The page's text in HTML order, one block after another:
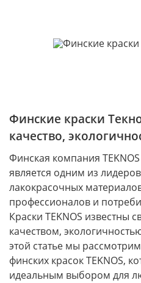
Финские краски
качество,
Финская компания
является одним из
лакокрасочных
профессионалов и
Краски TEKNOS известны
качеством,
этой статье мы
финских красок TEKNOS,
идеальным выбором для